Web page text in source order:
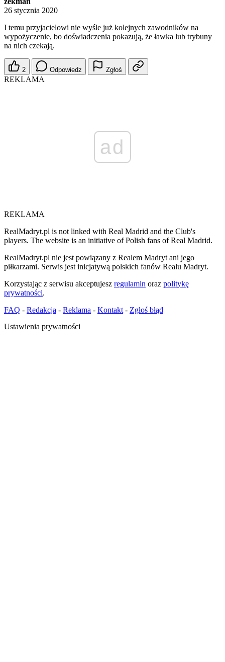
26 stycznia 2020
I temu przyjacielowi nie wyśle już kolejnych zawodników na
wypożyczenie, bo doświadczenia pokazują, że ławka lub trybuny
na nich czekają.
2 Odpowiedz Zgłoś
REKLAMA
ad
REKLAMA
RealMadryt.pl is not linked with Real Madrid and the Club's
players. The website is an initiative of Polish fans of Real Madrid.
RealMadryt.pl nie jest powiązany z Realem Madryt ani jego
piłkarzami. Serwis jest inicjatywą polskich fanów Realu Madryt.
Korzystając z serwisu akceptujesz regulamin oraz politykę
prywatności.
FAQ - Redakcja - Reklama - Kontakt - Zgłoś błąd
Ustawienia prywatności